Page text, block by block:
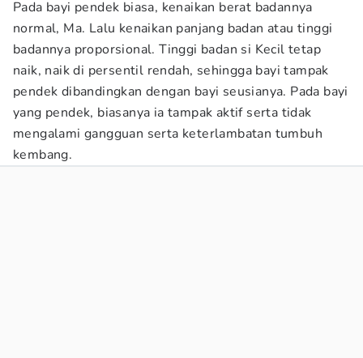
Pada bayi pendek biasa, kenaikan berat badannya
normal, Ma. Lalu kenaikan panjang badan atau tinggi
badannya proporsional. Tinggi badan si Kecil tetap
naik, naik di persentil rendah, sehingga bayi tampak
pendek dibandingkan dengan bayi seusianya. Pada bayi
yang pendek, biasanya ia tampak aktif serta tidak
mengalami gangguan serta keterlambatan tumbuh
kembang.